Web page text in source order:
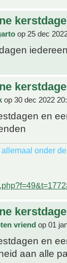
op 25 dec
op 30 dec 2022
en
onder
vriend op 01
en
aan alle